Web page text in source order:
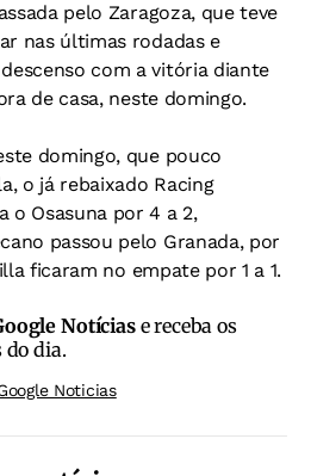
pelo Zaragoza, que teve
nas últimas rodadas e
com a vitória diante
de casa, neste domingo.
domingo, que pouco
o já rebaixado Racing
o Osasuna por 4 a 2,
passou pelo Granada, por
ficaram no empate por 1 a 1.
Notíciase receba os
do dia.
Noticias